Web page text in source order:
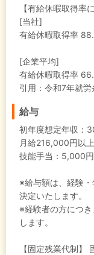
【有給休暇取得率
[当社]
有給休暇取得率
[企業平均]
有給休暇取得率
引用：令和7年就
給与
初年度想定年収：
月給216,000円以
技能手当：5,000
※給与額は、経験・
決定いたします。
※経験者の方につ
します。
【固定残業代制】